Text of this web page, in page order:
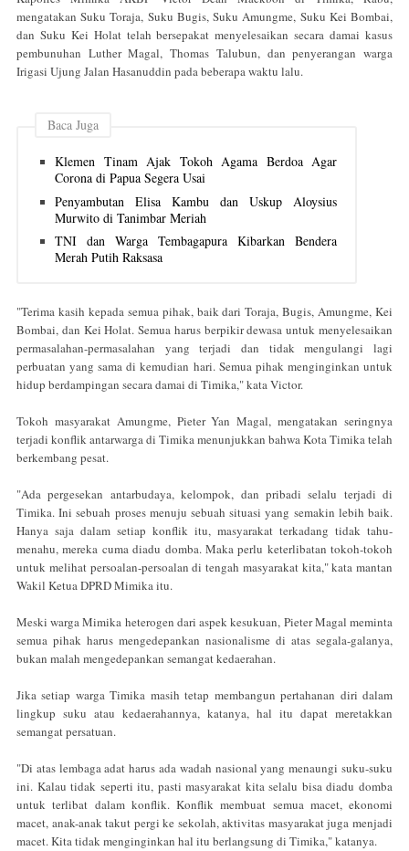
mengatakan Suku Toraja, Suku Bugis, Suku Amungme, Suku Kei Bombai,
dan Suku Kei Holat telah bersepakat menyelesaikan secara damai kasus
pembunuhan Luther Magal, Thomas Talubun, dan penyerangan warga
Irigasi Ujung Jalan Hasanuddin pada beberapa waktu lalu.
Baca Juga
Klemen Tinam Ajak Tokoh Agama Berdoa Agar
Corona di Papua Segera Usai
Penyambutan Elisa Kambu dan Uskup Aloysius
Murwito di Tanimbar Meriah
TNI dan Warga Tembagapura Kibarkan Bendera
Merah Putih Raksasa
"Terima kasih kepada semua pihak, baik dari Toraja, Bugis, Amungme, Kei
Bombai, dan Kei Holat. Semua harus berpikir dewasa untuk menyelesaikan
permasalahan-permasalahan yang terjadi dan tidak mengulangi lagi
perbuatan yang sama di kemudian hari. Semua pihak menginginkan untuk
hidup berdampingan secara damai di Timika," kata Victor.
Tokoh masyarakat Amungme, Pieter Yan Magal, mengatakan seringnya
terjadi konflik antarwarga di Timika menunjukkan bahwa Kota Timika telah
berkembang pesat.
"Ada pergesekan antarbudaya, kelompok, dan pribadi selalu terjadi di
Timika. Ini sebuah proses menuju sebuah situasi yang semakin lebih baik.
Hanya saja dalam setiap konflik itu, masyarakat terkadang tidak tahu-
menahu, mereka cuma diadu domba. Maka perlu keterlibatan tokoh-tokoh
untuk melihat persoalan-persoalan di tengah masyarakat kita," kata mantan
Wakil Ketua DPRD Mimika itu.
Meski warga Mimika heterogen dari aspek kesukuan, Pieter Magal meminta
semua pihak harus mengedepankan nasionalisme di atas segala-galanya,
bukan malah mengedepankan semangat kedaerahan.
Jika setiap warga Timika masih tetap membangun pertahanan diri dalam
lingkup suku atau kedaerahannya, katanya, hal itu dapat meretakkan
semangat persatuan.
"Di atas lembaga adat harus ada wadah nasional yang menaungi suku-suku
ini. Kalau tidak seperti itu, pasti masyarakat kita selalu bisa diadu domba
untuk terlibat dalam konflik. Konflik membuat semua macet, ekonomi
macet, anak-anak takut pergi ke sekolah, aktivitas masyarakat juga menjadi
macet. Kita tidak menginginkan hal itu berlangsung di Timika," katanya.